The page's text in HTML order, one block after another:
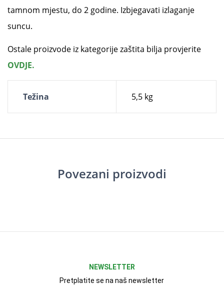
tamnom mjestu, do 2 godine. Izbjegavati izlaganje
suncu.
Ostale proizvode iz kategorije zaštita bilja provjerite
OVDJE.
Težina 5,5 kg
Povezani proizvodi
NEWSLETTER
Pretplatite se na naš newsletter